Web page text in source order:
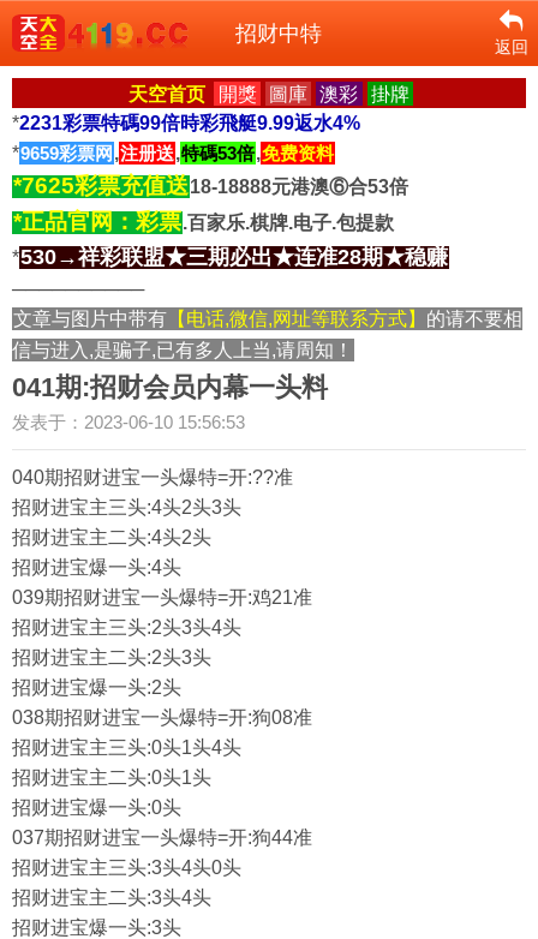
招财中特
返回
天空首页 開獎 圖庫 澳彩
掛牌
*2231彩票特碼99倍時彩飛艇9.99返水4%
*9659彩票网 ,注册送,特碼53倍,免费资料
*7625彩票充值送18-18888元港澳⑥合53倍
*正品官网：彩票.百家乐.棋牌.电子.包提款
*530→祥彩联盟★三期必出★连准28期★稳赚
──────────
文章与图片中带有 【电话,微信,网址等联系方式】 的请不要相
信与进入,是骗子,已有多人上当,请周知！
041期:招财会员内幕一头料
发表于：2023-06-10 15:56:53
040期招财进宝一头爆特=开:??准
招财进宝主三头:4头2头3头
招财进宝主二头:4头2头
招财进宝爆一头:4头
039期招财进宝一头爆特=开:鸡21准
招财进宝主三头:2头3头4头
招财进宝主二头:2头3头
招财进宝爆一头:2头
038期招财进宝一头爆特=开:狗08准
招财进宝主三头:0头1头4头
招财进宝主二头:0头1头
招财进宝爆一头:0头
037期招财进宝一头爆特=开:狗44准
招财进宝主三头:3头4头0头
招财进宝主二头:3头4头
招财进宝爆一头:3头